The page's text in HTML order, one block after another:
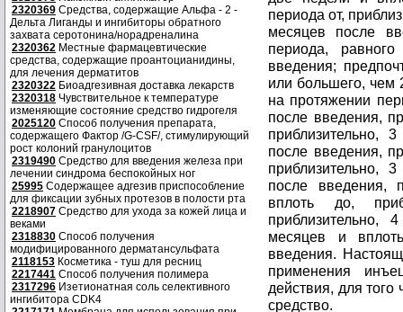
2320369 Средства, содержащие Альфа - 2 -
Дельта Лиганды и ингибиторы обратного
захвата серотонина/норадреналина
2320362 Местные фармацевтические
средства, содержащие проантоцианидины,
для лечения дерматитов
2320322 Биоадгезивная доставка лекарств
2320318 Чувствительное к температуре
изменяющие состояние средство гидрогеля
2025120 Способ получения препарата,
содержащего Фактор /G-CSF/, стимулирующий
рост колоний гранулоцитов
2319490 Средство для введения железа при
лечении синдрома беспокойных ног
25995 Содержащее адгезив приспособление
для фиксации зубных протезов в полости рта
2218907 Средство для ухода за кожей лица и
веками
2318830 Способ получения
модифицированного дерматансульфата
2118153 Косметика - туш для ресниц
2217441 Способ получения полимера
2317296 Изетионатная соль селективного
ингибитора CDK4
периода от,
месяцев после
периода,
введения;
или большего, чем
на протяжении
после введения,
приблизительно,
после введения,
приблизительно,
после введения,
вплоть до,
приблизительно,
месяцев и
введения.
применения
действия, для того
средство.